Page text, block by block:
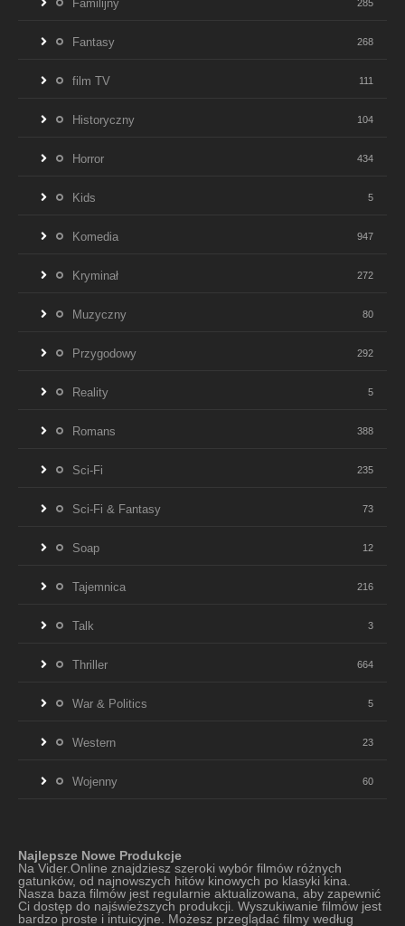
Familijny 285
Fantasy 268
film TV 111
Historyczny 104
Horror 434
Kids 5
Komedia 947
Kryminał 272
Muzyczny 80
Przygodowy 292
Reality 5
Romans 388
Sci-Fi 235
Sci-Fi & Fantasy 73
Soap 12
Tajemnica 216
Talk 3
Thriller 664
War & Politics 5
Western 23
Wojenny 60
Najlepsze Nowe Produkcje
Na Vider.Online znajdziesz szeroki wybór filmów różnych
gatunków, od najnowszych hitów kinowych po klasyki kina.
Nasza baza filmów jest regularnie aktualizowana, aby zapewnić
Ci dostęp do najświeższych produkcji. Wyszukiwanie filmów jest
bardzo proste i intuicyjne. Możesz przeglądać filmy według